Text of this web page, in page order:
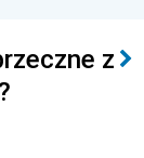
z